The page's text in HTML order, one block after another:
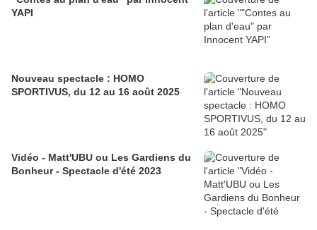
YAPI
Nouveau spectacle : HOMO
SPORTIVUS, du 12 au 16 août 2025
Vidéo - Matt'UBU ou Les Gardiens du
Bonheur - Spectacle d'été 2023